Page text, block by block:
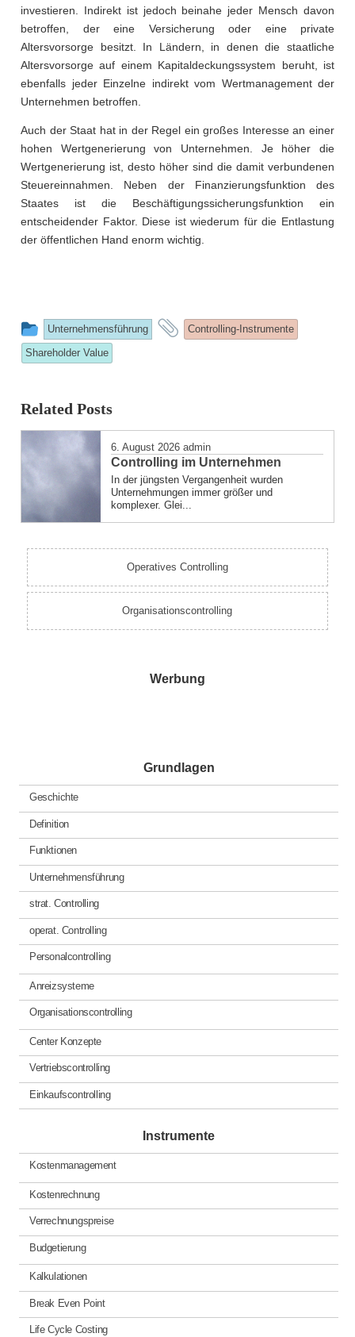
investieren. Indirekt ist jedoch beinahe jeder Mensch davon
betroffen, der eine Versicherung oder eine private
Altersvorsorge besitzt. In Ländern, in denen die staatliche
Altersvorsorge auf einem Kapitaldeckungssystem beruht, ist
ebenfalls jeder Einzelne indirekt vom Wertmanagement der
Unternehmen betroffen.
Auch der Staat hat in der Regel ein großes Interesse an einer
hohen Wertgenerierung von Unternehmen. Je höher die
Wertgenerierung ist, desto höher sind die damit verbundenen
Steuereinnahmen. Neben der Finanzierungsfunktion des
Staates ist die Beschäftigungssicherungsfunktion ein
entscheidender Faktor. Diese ist wiederum für die Entlastung
der öffentlichen Hand enorm wichtig.
This
entry
was
in
Unternehmensführung
and
Controlling-Instrumente
Shareholder Value
Related Posts
6. August 2026 admin
Controlling im Unternehmen
In der jüngsten Vergangenheit wurden
Unternehmungen immer größer und
komplexer. Glei...
Operatives Controlling
Organisationscontrolling
Werbung
Grundlagen
Geschichte
Definition
Funktionen
Unternehmensführung
strat. Controlling
operat. Controlling
Personalcontrolling
Anreizsysteme
Organisationscontrolling
Center Konzepte
Vertriebscontrolling
Einkaufscontrolling
Instrumente
Kostenmanagement
Kostenrechnung
Verrechnungspreise
Budgetierung
Kalkulationen
Break Even Point
Life Cycle Costing